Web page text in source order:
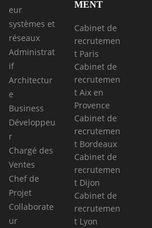
eur
systèmes et
réseaux
Administrat
if
Architectur
e
Business
Développeu
r
Chargé des
Ventes
Chef de
Projet
Collaborate
ur
MENT
Cabinet de
recrutemen
t Paris
Cabinet de
recrutemen
t Aix en
Provence
Cabinet de
recrutemen
t Bordeaux
Cabinet de
recrutemen
t Dijon
Cabinet de
recrutemen
t Lyon